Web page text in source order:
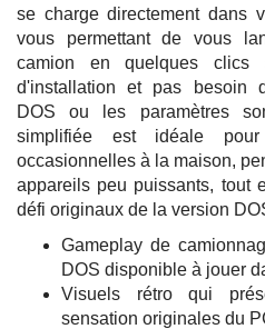
se charge directement dans
vous permettant de vous
camion en quelques
d'installation et pas besoin
DOS ou les paramètres
simplifiée est idéale
occasionnelles à la maison,
appareils peu puissants, tout
défi originaux de la version
Gameplay de
DOS disponible à jouer
Visuels rétro qui
sensation originales du